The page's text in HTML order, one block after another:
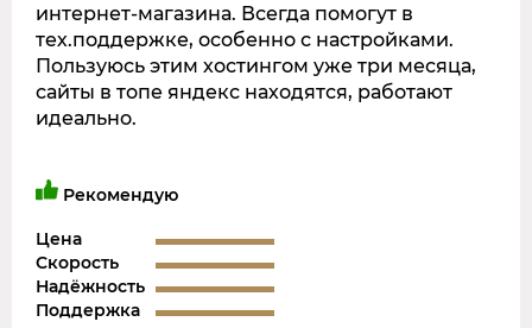
интернет-магазина. Всегда помогут в
тех.поддержке, особенно с настройками.
Пользуюсь этим хостингом уже три месяца,
сайты в топе яндекс находятся, работают
идеально.
Рекомендую
Цена
Скорость
Надёжность
Поддержка